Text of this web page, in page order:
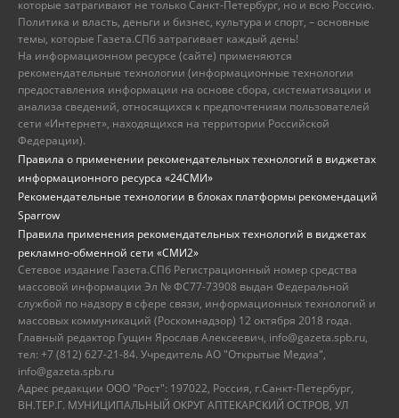
которые затрагивают не только Санкт-Петербург, но и всю Россию.
Политика и власть, деньги и бизнес, культура и спорт, – основные
темы, которые Газета.СПб затрагивает каждый день!
На информационном ресурсе (сайте) применяются
рекомендательные технологии (информационные технологии
предоставления информации на основе сбора, систематизации и
анализа сведений, относящихся к предпочтениям пользователей
сети «Интернет», находящихся на территории Российской
Федерации).
Правила о применении рекомендательных технологий в виджетах
информационного ресурса «24СМИ»
Рекомендательные технологии в блоках платформы рекомендаций
Sparrow
Правила применения рекомендательных технологий в виджетах
рекламно-обменной сети «СМИ2»
Сетевое издание Газета.СПб Регистрационный номер средства
массовой информации Эл № ФС77-73908 выдан Федеральной
службой по надзору в сфере связи, информационных технологий и
массовых коммуникаций (Роскомнадзор) 12 октября 2018 года.
Главный редактор Гущин Ярослав Алексеевич, info@gazeta.spb.ru,
тел: +7 (812) 627-21-84. Учредитель АО "Открытые Медиа",
info@gazeta.spb.ru
Адрес редакции ООО "Рост": 197022, Россия, г.Санкт-Петербург,
ВН.ТЕР.Г. МУНИЦИПАЛЬНЫЙ ОКРУГ АПТЕКАРСКИЙ ОСТРОВ, УЛ